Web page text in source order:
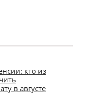
кто из
в августе